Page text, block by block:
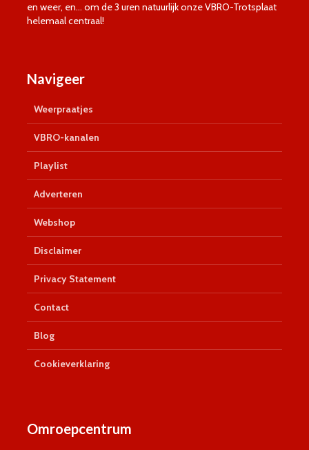
en weer, en… om de 3 uren natuurlijk onze VBRO-Trotsplaat
helemaal centraal!
Navigeer
Weerpraatjes
VBRO-kanalen
Playlist
Adverteren
Webshop
Disclaimer
Privacy Statement
Contact
Blog
Cookieverklaring
Omroepcentrum